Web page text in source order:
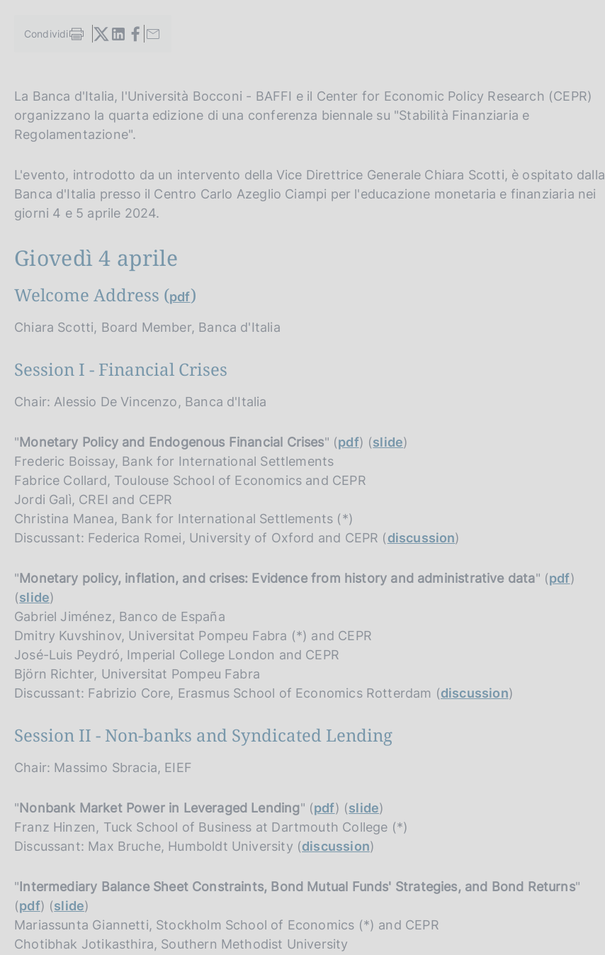
CondividiS
p
a
l
a
a
g
i
n
G
o
t
t
h
e
n
g
l
s
v
r
i
o
n
C
e
r
a
n
e
s
t
o
La Banca d'Italia, l'Università Bocconi - BAFFI e il Center for Economic Policy Research (CEPR)
organizzano la quarta edizione di una conferenza biennale su "Stabilità Finanziaria e
Regolamentazione".
L'evento, introdotto da un intervento della Vice Direttrice Generale Chiara Scotti, è ospitato dalla
Banca d'Italia presso il Centro Carlo Azeglio Ciampi per l'educazione monetaria e finanziaria nei
giorni 4 e 5 aprile 2024.
Giovedì 4 aprile
Welcome Address (pdf)
Chiara Scotti, Board Member, Banca d'Italia
Session I - Financial Crises
Chair: Alessio De Vincenzo, Banca d'Italia
"Monetary Policy and Endogenous Financial Crises" (pdf) (slide)
Frederic Boissay, Bank for International Settlements
Fabrice Collard, Toulouse School of Economics and CEPR
Jordi Galì, CREI and CEPR
Christina Manea, Bank for International Settlements (*)
Discussant: Federica Romei, University of Oxford and CEPR (discussion)
"Monetary policy, inflation, and crises: Evidence from history and administrative data" (pdf)
(slide)
Gabriel Jiménez, Banco de España
Dmitry Kuvshinov, Universitat Pompeu Fabra (*) and CEPR
José-Luis Peydró, Imperial College London and CEPR
Björn Richter, Universitat Pompeu Fabra
Discussant: Fabrizio Core, Erasmus School of Economics Rotterdam (discussion)
Session II - Non-banks and Syndicated Lending
Chair: Massimo Sbracia, EIEF
" Nonbank Market Power in Leveraged Lending" (pdf) (slide)
Franz Hinzen, Tuck School of Business at Dartmouth College (*)
Discussant: Max Bruche, Humboldt University (discussion)
" Intermediary Balance Sheet Constraints, Bond Mutual Funds' Strategies, and Bond Returns"
(pdf) (slide)
Mariassunta Giannetti, Stockholm School of Economics (*) and CEPR
Chotibhak Jotikasthira, Southern Methodist University
: